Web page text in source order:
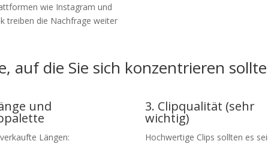
wie Instagram und
treiben die Nachfrage weiter
auf die Sie sich konzentrieren
und
Längen:
3. Clipqualität (sehr
wichtig)
Hochwertige Clips sollten es